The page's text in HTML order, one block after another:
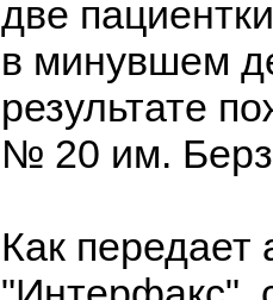
две
в минувшем
результате
№ 20 им.
Как передает